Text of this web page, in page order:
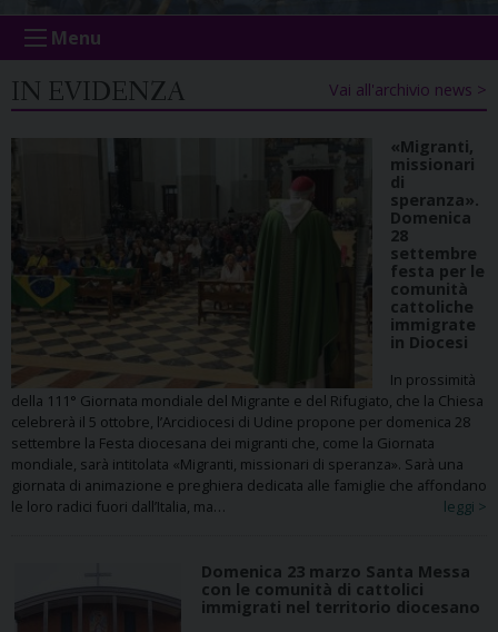
Menu
Vai all'archivio news >
IN EVIDENZA
«Migranti,
missionari
di
speranza».
Domenica
28
settembre
festa per le
comunità
cattoliche
immigrate
in Diocesi
In prossimità
della 111° Giornata mondiale del Migrante e del Rifugiato, che la Chiesa
celebrerà il 5 ottobre, l’Arcidiocesi di Udine propone per domenica 28
settembre la Festa diocesana dei migranti che, come la Giornata
mondiale, sarà intitolata «Migranti, missionari di speranza». Sarà una
giornata di animazione e preghiera dedicata alle famiglie che affondano
le loro radici fuori dall’Italia, ma…
leggi >
Domenica 23 marzo Santa Messa
con le comunità di cattolici
immigrati nel territorio diocesano